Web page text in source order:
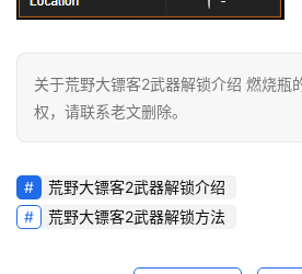
识
数
码
网
工
关于荒野大镖客2武器解锁介绍 燃烧瓶
权，请联系老文删除。
荒野大镖客2武器解锁介绍
荒野大镖客2武器解锁方法